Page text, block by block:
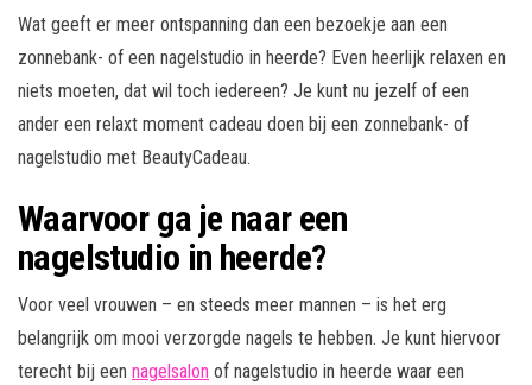
Wat geeft er meer ontspanning dan een bezoekje aan een
zonnebank- of een nagelstudio in heerde? Even heerlijk relaxen en
niets moeten, dat wil toch iedereen? Je kunt nu jezelf of een
ander een relaxt moment cadeau doen bij een zonnebank- of
nagelstudio met BeautyCadeau.
Waarvoor ga je naar een
nagelstudio in heerde?
Voor veel vrouwen – en steeds meer mannen – is het erg
belangrijk om mooi verzorgde nagels te hebben. Je kunt hiervoor
terecht bij een nagelsalon of nagelstudio in heerde waar een